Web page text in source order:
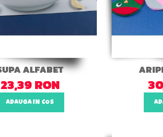
ALFABET
23,39 RON
ADAUGA IN COS